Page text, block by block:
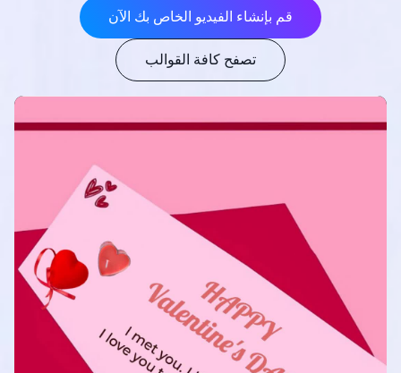
قم بإنشاء الفيديو الخاص بك الآن
تصفح كافة القوالب